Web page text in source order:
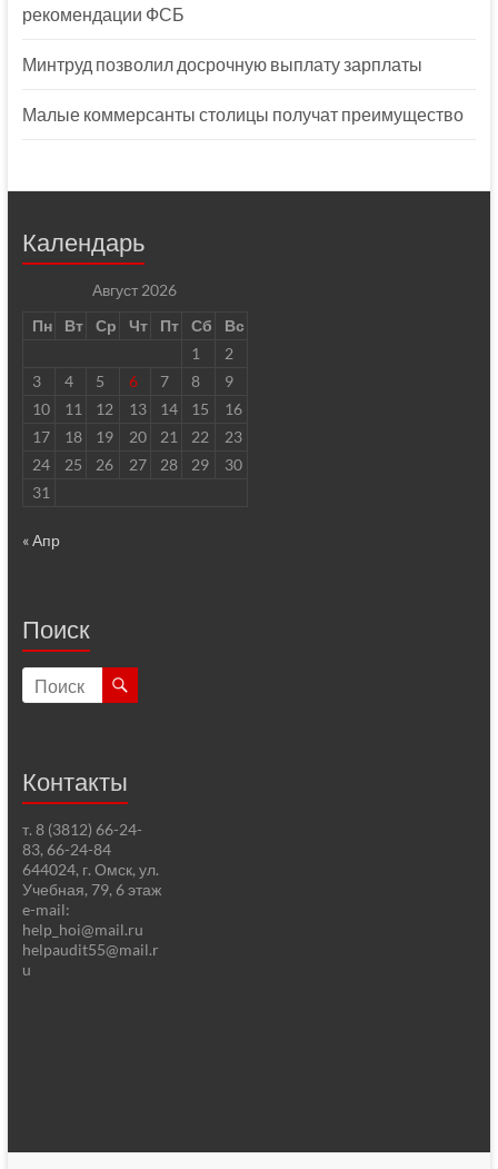
рекомендации ФСБ
Минтруд позволил досрочную выплату зарплаты
Малые коммерсанты столицы получат преимущество
Календарь
Август 2026
Пн
Вт Ср Чт Пт Сб
Вс
1
2
3
4 5 6 7 8
9
10
11 12 13 14 15
16
17
18 19 20 21 22
23
24
25 26 27 28 29
30
31
« Апр
Поиск
Контакты
т. 8 (3812) 66-24-
83, 66-24-84
644024, г. Омск, ул.
Учебная, 79, 6 этаж
e-mail:
help_hoi@mail.ru
helpaudit55@mail.r
u